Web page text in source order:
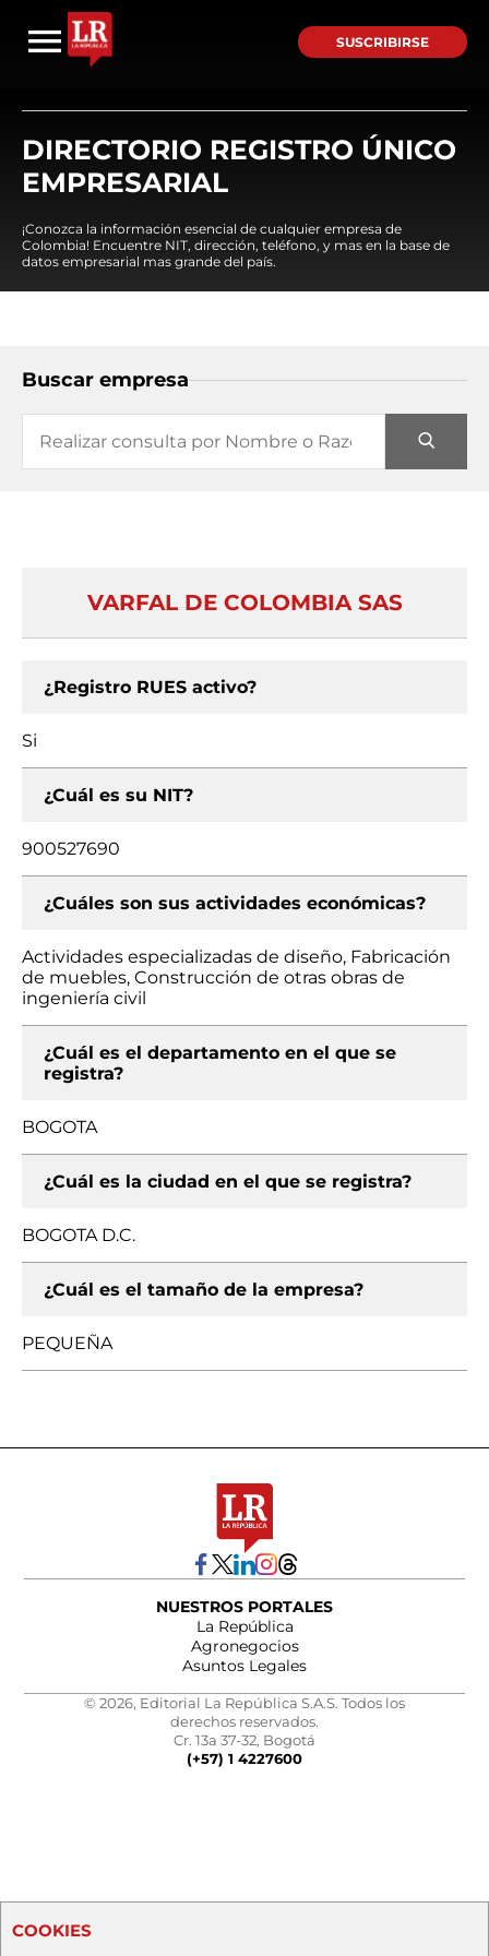
SUSCRIBIRSE
DIRECTORIO REGISTRO ÚNICO
EMPRESARIAL
¡Conozca la información esencial de cualquier empresa de
Colombia! Encuentre NIT, dirección, teléfono, y mas en la base de
datos empresarial mas grande del país.
Buscar empresa
VARFAL DE COLOMBIA SAS
¿Registro RUES activo?
Si
¿Cuál es su NIT?
900527690
¿Cuáles son sus actividades económicas?
Actividades especializadas de diseño, Fabricación
de muebles, Construcción de otras obras de
ingeniería civil
¿Cuál es el departamento en el que se
registra?
BOGOTA
¿Cuál es la ciudad en el que se registra?
BOGOTA D.C.
¿Cuál es el tamaño de la empresa?
PEQUEÑA
NUESTROS PORTALES
La República
Agronegocios
Asuntos Legales
© 2026, Editorial La República S.A.S. Todos los
derechos reservados.
Cr. 13a 37-32, Bogotá
(+57) 1 4227600
COOKIES